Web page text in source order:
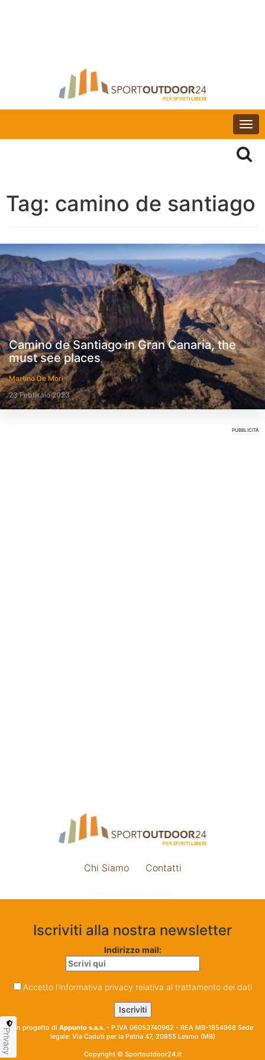
Tag: camino de santiago
Camino de Santiago in Gran Canaria, the
must see places
Martino De Mori
23 Febbraio 2023
PUBBLICITÀ
Chi Siamo Contatti
Iscriviti alla nostra newsletter
Indirizzo mail:
Accetto l'informativa privacy relativa al trattamento dei dati
Un progetto di Appunto s.a.s. - P.IVA 06053740962 - REA MB-1854968 Sede
legale: Via Caduti per la Patria 47, 20855 Lesmo (MB)
Copyright © Sportoutdoor24.it
Privacy